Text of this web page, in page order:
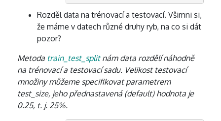
Rozděl data na trénovací a testovací. Všimni si,
že máme v datech různé druhy ryb, na co si dát
pozor?
Metoda train_test_splitnám data rozdělí náhodně
na trénovací a testovací sadu. Velikost testovací
množiny můžeme specifikovat parametrem
test_size, jeho přednastavená (default) hodnota je
0.25, t. j. 25%.